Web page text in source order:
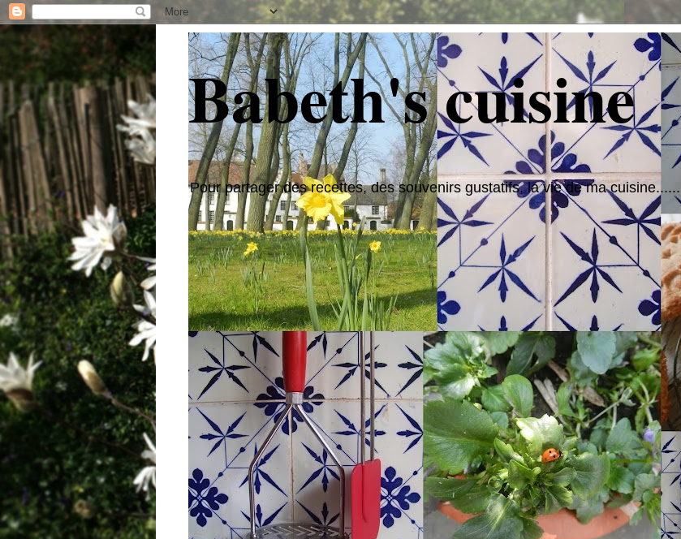
Babeth's cuisine
Pour partager des recettes, des souvenirs gustatifs, la vie de ma cuisine......